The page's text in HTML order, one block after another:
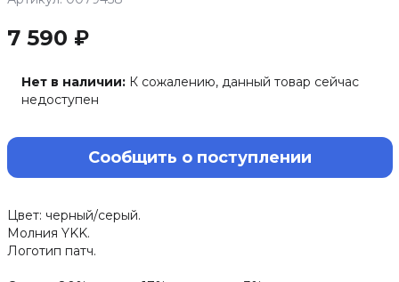
7 590 ₽
Нет в наличии: К сожалению, данный товар сейчас
недоступен
Сообщить о поступлении
Цвет: черный/серый.
Молния YKK.
Логотип патч.